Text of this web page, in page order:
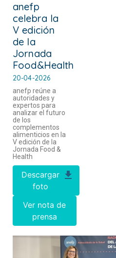
anefp
celebra la
V edición
de la
Jornada
Food&Health
20-04-2026
anefp reúne a
autoridades y
expertos para
analizar el futuro
de los
complementos
alimenticios en la
V edición de la
Jornada Food &
Health
Descargar
foto
Ver nota de
prensa